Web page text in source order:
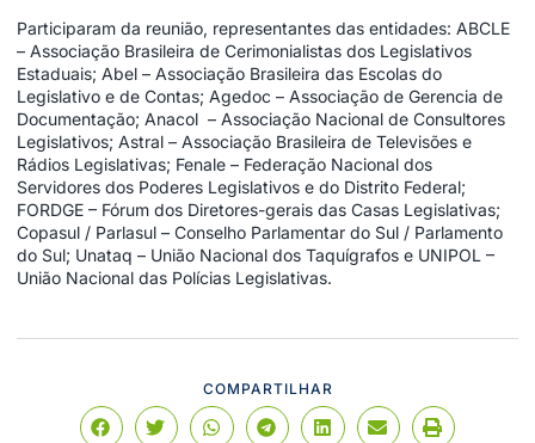
Participaram da reunião, representantes das entidades: ABCLE
– Associação Brasileira de Cerimonialistas dos Legislativos
Estaduais; Abel – Associação Brasileira das Escolas do
Legislativo e de Contas; Agedoc – Associação de Gerencia de
Documentação; Anacol – Associação Nacional de Consultores
Legislativos; Astral – Associação Brasileira de Televisões e
Rádios Legislativas; Fenale – Federação Nacional dos
Servidores dos Poderes Legislativos e do Distrito Federal;
FORDGE – Fórum dos Diretores-gerais das Casas Legislativas;
Copasul / Parlasul – Conselho Parlamentar do Sul / Parlamento
do Sul; Unataq – União Nacional dos Taquígrafos e UNIPOL –
União Nacional das Polícias Legislativas.
COMPARTILHAR